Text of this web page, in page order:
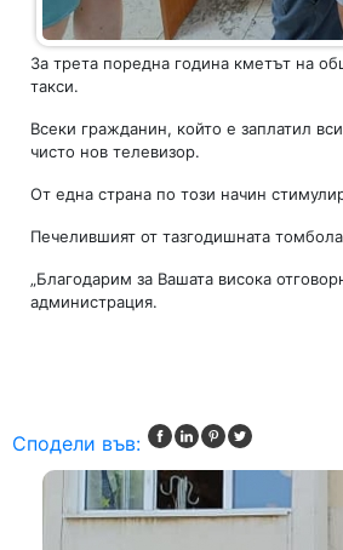
За трета поредна година кметът на
такси.
Всеки гражданин, който е заплатил
чисто нов телевизор.
От една страна по този начин
Печелившият от тазгодишната
„Благодарим за Вашата висока
администрация.
Сподели във: